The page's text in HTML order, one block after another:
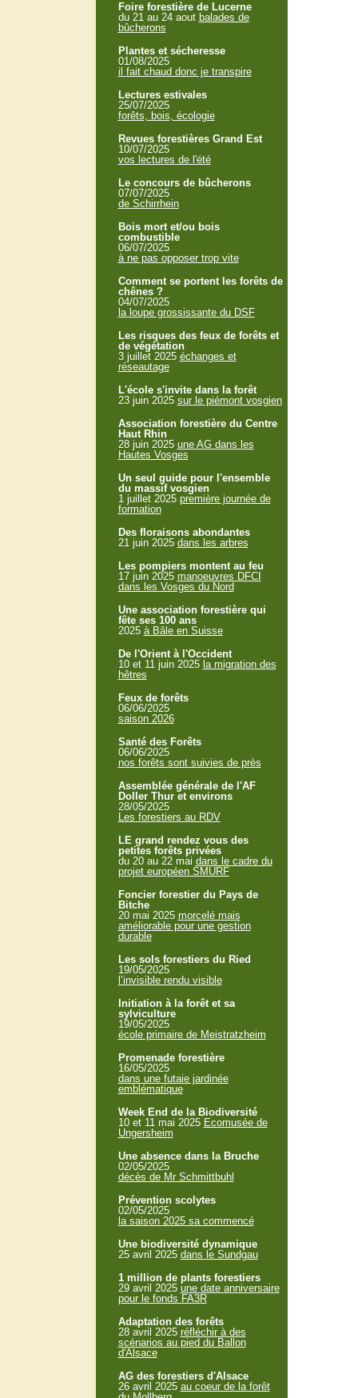
Foire forestière de Lucerne
du 21 au 24 aout balades de
bûcherons
Plantes et sécheresse
01/08/2025
il fait chaud donc je transpire
Lectures estivales
25/07/2025
forêts, bois, écologie
Revues forestières Grand Est
10/07/2025
vos lectures de l'été
Le concours de bûcherons
07/07/2025
de Schirrhein
Bois mort et/ou bois
combustible
06/07/2025
à ne pas opposer trop vite
Comment se portent les forêts de
chênes ?
04/07/2025
la loupe grossissante du DSF
Les risques des feux de forêts et
de végétation
3 juillet 2025 échanges et
réseautage
L'école s'invite dans la forêt
23 juin 2025 sur le piémont vosgien
Association forestière du Centre
Haut Rhin
28 juin 2025 une AG dans les
Hautes Vosges
Un seul guide pour l'ensemble
du massif vosgien
1 juillet 2025 première journée de
formation
Des floraisons abondantes
21 juin 2025 dans les arbres
Les pompiers montent au feu
17 juin 2025 manoeuvres DFCI
dans les Vosges du Nord
Une association forestière qui
fête ses 100 ans
2025 à Bâle en Suisse
De l'Orient à l'Occident
10 et 11 juin 2025 la migration des
hêtres
Feux de forêts
06/06/2025
saison 2026
Santé des Forêts
06/06/2025
nos forêts sont suivies de près
Assemblée générale de l'AF
Doller Thur et environs
28/05/2025
Les forestiers au RDV
LE grand rendez vous des
petites forêts privées
du 20 au 22 mai dans le cadre du
projet européen SMURF
Foncier forestier du Pays de
Bitche
20 mai 2025 morcelé mais
améliorable pour une gestion
durable
Les sols forestiers du Ried
19/05/2025
l’invisible rendu visible
Initiation à la forêt et sa
sylviculture
19/05/2025
école primaire de Meistratzheim
Promenade forestière
16/05/2025
dans une futaie jardinée
emblématique
Week End de la Biodiversité
10 et 11 mai 2025 Ecomusée de
Ungersheim
Une absence dans la Bruche
02/05/2025
décès de Mr Schmittbuhl
Prévention scolytes
02/05/2025
la saison 2025 sa commencé
Une biodiversité dynamique
25 avril 2025 dans le Sundgau
1 million de plants forestiers
29 avril 2025 une date anniversaire
pour le fonds FA3R
Adaptation des forêts
28 avril 2025 réfléchir à des
scénarios au pied du Ballon
d'Alsace
AG des forestiers d'Alsace
26 avril 2025 au coeur de la forêt